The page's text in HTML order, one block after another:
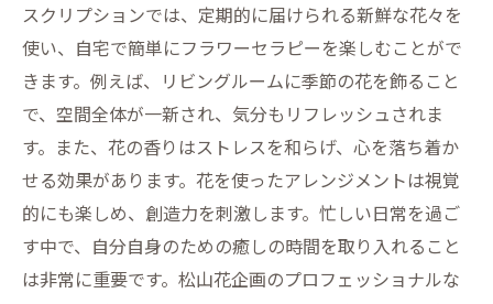
スクリプションでは、定期的に届けられる新鮮な花々を
使い、自宅で簡単にフラワーセラピーを楽しむことがで
きます。例えば、リビングルームに季節の花を飾ること
で、空間全体が一新され、気分もリフレッシュされま
す。また、花の香りはストレスを和らげ、心を落ち着か
せる効果があります。花を使ったアレンジメントは視覚
的にも楽しめ、創造力を刺激します。忙しい日常を過ご
す中で、自分自身のための癒しの時間を取り入れること
は非常に重要です。松山花企画のプロフェッショナルな